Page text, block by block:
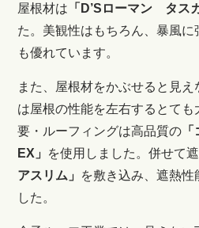
屋根材は 「D’Sローマン タス
た。美観性はもちろん、暴風
も優れています。
また、屋根材をかぶせると見
は屋根の性能を左右するとても
要・ルーフィングは高品質の
EX」 を使用しました。併せて
アスリム」 を敷き込み、遮熱性
した。